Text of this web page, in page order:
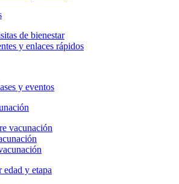
de bienestar
y enlaces rápidos
y eventos
vacunación
edad y etapa